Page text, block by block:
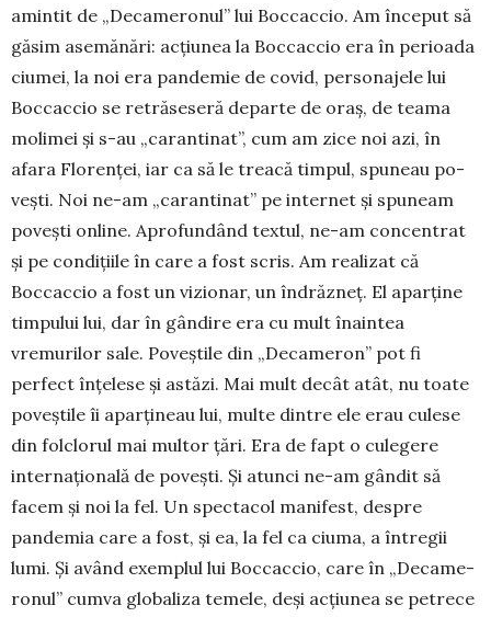
amintit de „De­came­ronul” lui Bocca­ccio. Am început să
găsim ase­mă­nări: acțiunea la Boccaccio era în perioada
ciumei, la noi era pandemie de covid, personajele lui
Bocca­ccio se retră­se­seră de­parte de oraș, de teama
molimei și s-au „ca­rantinat”, cum am zice noi azi, în
afara Flo­­renței, iar ca să le trea­­că timpul, spu­neau po­
vești. Noi ne-am „ca­­ran­tinat” pe in­ternet și spuneam
povești on­line. Aprofundând tex­tul, ne-am concentrat
și pe condițiile în care a fost scris. Am realizat că
Boccaccio a fost un vi­zionar, un în­drăz­neț. El aparține
timpului lui, dar în gân­dire era cu mult înaintea
vremurilor sale. Po­veștile din „Decameron” pot fi
perfect înțelese și astăzi. Mai mult decât atât, nu toate
poveștile îi aparțineau lui, multe dintre ele erau culese
din folclorul mai multor țări. Era de fapt o culegere
internațională de povești. Și atunci ne-am gândit să
facem și noi la fel. Un spectacol manifest, despre
pandemia care a fost, și ea, la fel ca ciuma, a întregii
lumi. Și având exemplul lui Boccaccio, care în „De­ca­me­
ronul” cumva glo­baliza temele, deși acțiunea se pe­trece